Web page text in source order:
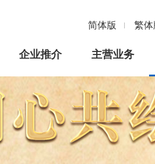
简体版 繁体
企业推介 主营业务